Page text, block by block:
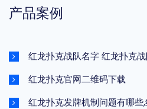
产品案例
红龙扑克战队名字 红龙扑克
红龙扑克官网二维码下载
红龙扑克发牌机制问题有哪